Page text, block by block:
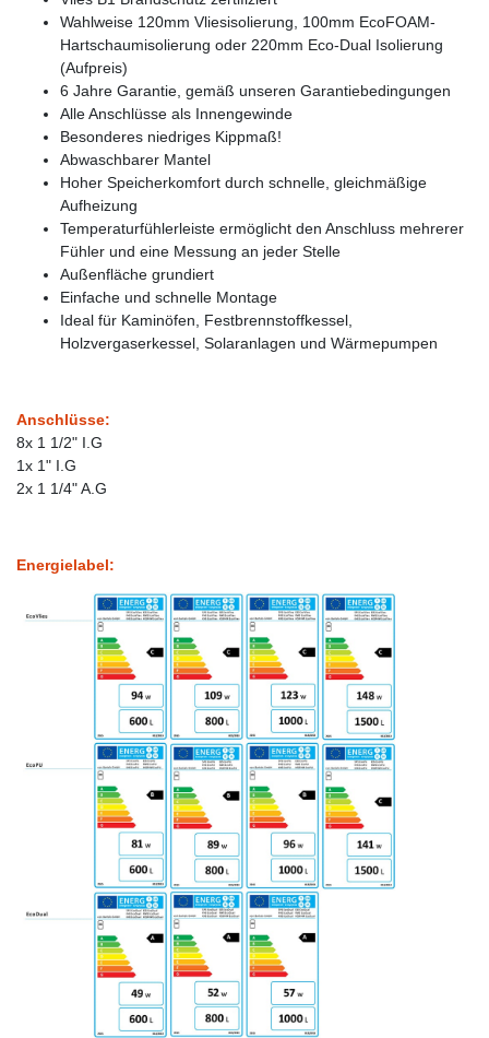
Wahlweise 120mm Vliesisolierung, 100mm EcoFOAM-
Hartschaumisolierung oder 220mm Eco-Dual Isolierung
(Aufpreis)
6 Jahre Garantie, gemäß unseren Garantiebedingungen
Alle Anschlüsse als Innengewinde
Besonderes niedriges Kippmaß!
Abwaschbarer Mantel
Hoher Speicherkomfort durch schnelle, gleichmäßige
Aufheizung
Temperaturfühlerleiste ermöglicht den Anschluss mehrerer
Fühler und eine Messung an jeder Stelle
Außenfläche grundiert
Einfache und schnelle Montage
Ideal für Kaminöfen, Festbrennstoffkessel,
Holzvergaserkessel, Solaranlagen und Wärmepumpen
Anschlüsse:
8x 1 1/2" I.G
1x 1" I.G
2x 1 1/4" A.G
Energielabel: